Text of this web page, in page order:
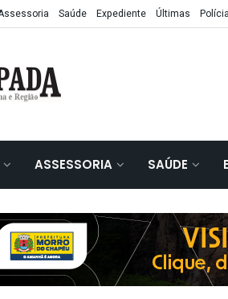
Saúde Expediente Últimas Polícia
ASSESSORIA SAÚDE